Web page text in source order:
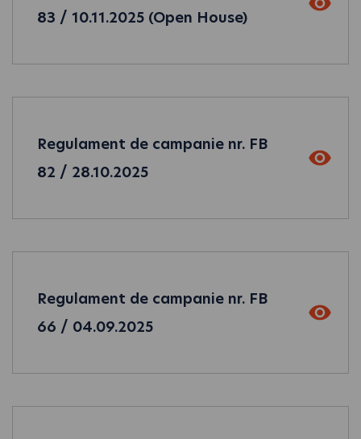
83 / 10.11.2025 (Open House)
Regulament de campanie nr. FB
82 / 28.10.2025
Regulament de campanie nr. FB
66 / 04.09.2025